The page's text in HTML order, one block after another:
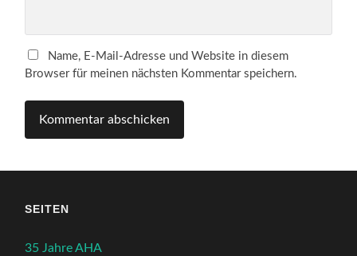
Name, E-Mail-Adresse und Website in diesem
Browser für meinen nächsten Kommentar speichern.
SEITEN
35 Jahre AHA